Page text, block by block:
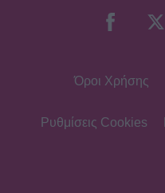
Όροι Χρήσης
Ρυθμίσεις Cookies